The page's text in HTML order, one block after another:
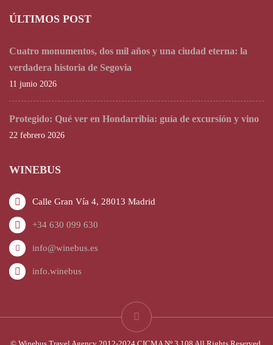
ÚLTIMOS POST
Cuatro monumentos, dos mil años y una ciudad eterna: la
verdadera historia de Segovia
11 junio 2026
Protegido: Qué ver en Hondarribia: guía de excursión y vino
22 febrero 2026
WINEBUS
Calle Gran Vía 4, 28013 Madrid
+34 630 099 630
info@winebus.es
info.winebus
© Winebus Travel Agency 2012-2024 CICMA Nº 3.108 All Rights Reserved.